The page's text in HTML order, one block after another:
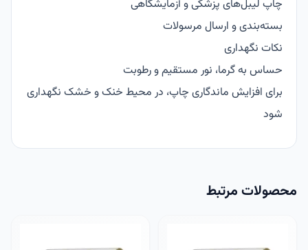
چاپ لیبل‌های پزشکی و آزمایشگاهی
بسته‌بندی و ارسال مرسولات
نکات نگهداری
حساس به گرما، نور مستقیم و رطوبت
برای افزایش ماندگاری چاپ، در محیط خنک و خشک نگهداری
شود
محصولات مرتبط